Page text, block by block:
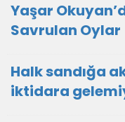
Yaşar
Savrulan Oylar
Halk sandığa
iktidara